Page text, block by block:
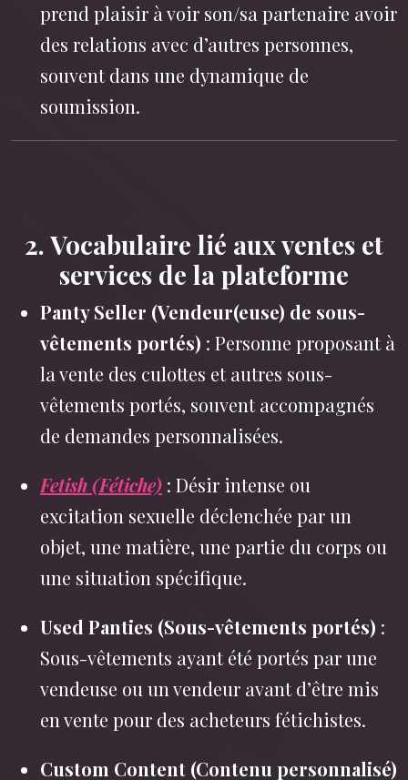
prend plaisir à voir son/sa partenaire avoir
des relations avec d’autres personnes,
souvent dans une dynamique de
soumission.
2. Vocabulaire lié aux ventes et
services de la plateforme
Panty Seller (Vendeur(euse) de sous-
vêtements portés) : Personne proposant à
la vente des culottes et autres sous-
vêtements portés, souvent accompagnés
de demandes personnalisées.
Fetish (Fétiche) : Désir intense ou
excitation sexuelle déclenchée par un
objet, une matière, une partie du corps ou
une situation spécifique.
Used Panties (Sous-vêtements portés) :
Sous-vêtements ayant été portés par une
vendeuse ou un vendeur avant d’être mis
en vente pour des acheteurs fétichistes.
Custom Content (Contenu personnalisé)